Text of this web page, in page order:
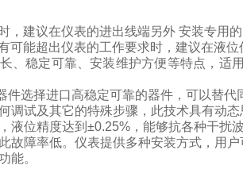
，建议在仪表的进出线端另外 安装专用的
能超出仪表的工作要求时，建议在液位
、稳定可靠、安装维护方便等特点， 适
选择进口高稳定可靠的器件，可以替代
试及其它的特殊步骤，此技术具有动态
液位精度达到 ±0.25% ，能够抗各种干扰波
障率低。仪表提供多种安装方式，用户
能。